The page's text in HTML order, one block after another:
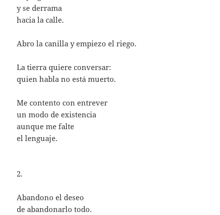
y se derrama
hacia la calle.
Abro la canilla y empiezo el riego.
La tierra quiere conversar:
quien habla no está muerto.
Me contento con entrever
un modo de existencia
aunque me falte
el lenguaje.
2.
Abandono el deseo
de abandonarlo todo.